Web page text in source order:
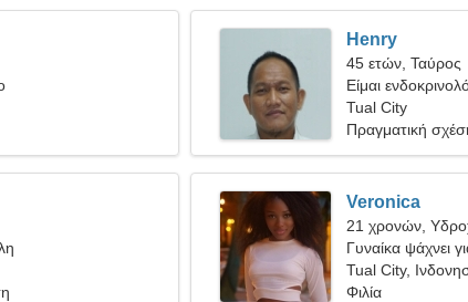
Henry
45 ετών, Ταύρος
Είμαι
ονειροπόλα
Tual City
Πραγματική
Veronica
21 χρονών,
Γυναίκα ψάχνει
Tual City,
Φιλία